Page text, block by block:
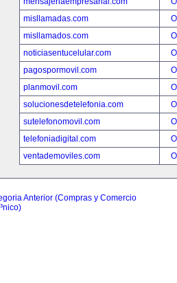
misllamadas.com
misllamados.com
noticiasentucelular.com
pagospormovil.com
planmovil.com
solucionesdetelefonia.com
sutelefonomovil.com
telefoniadigital.com
ventademoviles.com
Anterior (Compras y Comercio